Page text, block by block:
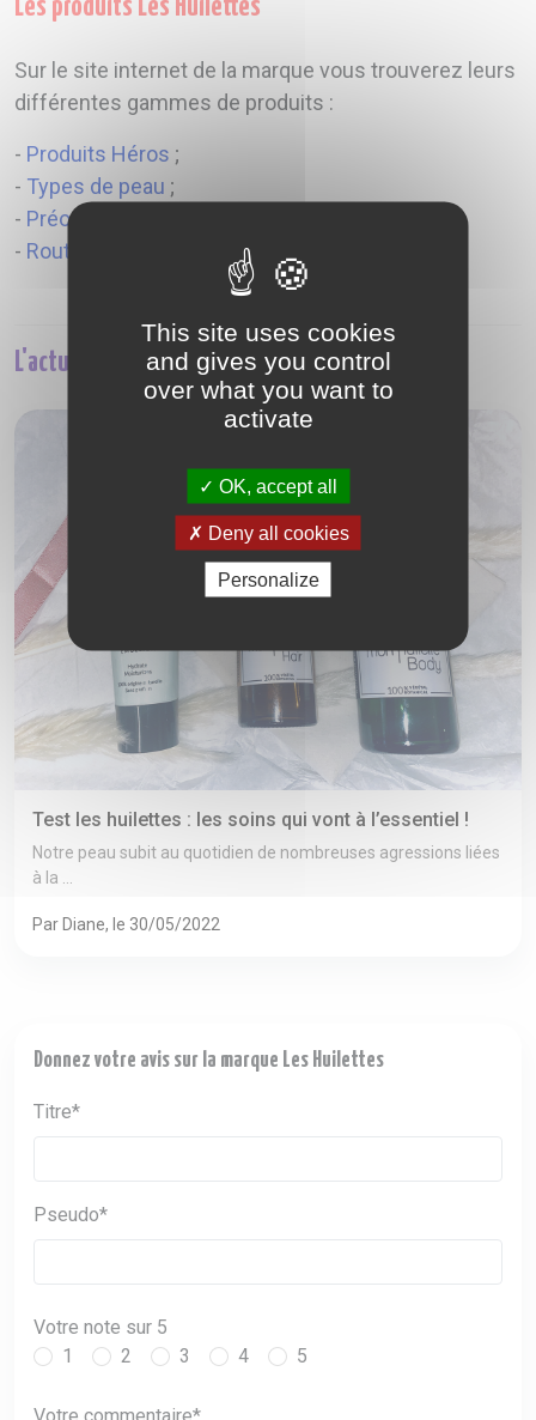
Les produits Les Huilettes
Sur le site internet de la marque vous trouverez leurs
différentes gammes de produits :
- Produits Héros ;
- Types de peau ;
- Préoccupations
- Routines
L'actu et tests sur la marque Les Huilettes
Test les huilettes : les soins qui vont à l’essentiel !
Notre peau subit au quotidien de nombreuses agressions liées
à la ...
Par Diane, le 30/05/2022
Donnez votre avis sur la marque Les Huilettes
Titre*
Pseudo*
Votre note sur 5
1
2 3 4 5
This site uses cookies
and gives you control
over what you want to
activate
OK, accept all
Deny all cookies
Personalize